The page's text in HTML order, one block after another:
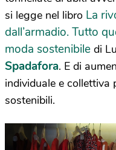
si legge nel libro La
dall’armadio. Tutto
moda sostenibile di
Spadafora. E di
individuale e collettiva
sostenibili.